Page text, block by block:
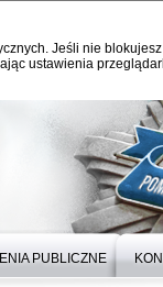
Jeśli nie
ustawienia
PUBLICZNE